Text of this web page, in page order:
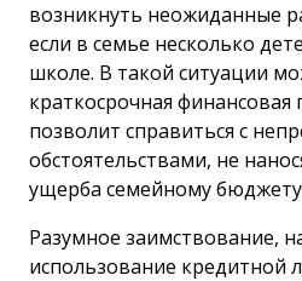
возникнуть неожиданные
если в семье несколько
школе. В такой ситуации
краткосрочная
позволит справиться с
обстоятельствами, не
ущерба семейному
Разумное заимствование,
использование кредитной